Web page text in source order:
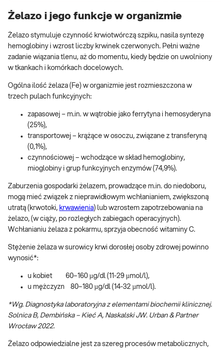
Żelazo i jego funkcje w organizmie
Żelazo stymuluje czynność krwiotwórczą szpiku, nasila syntezę
hemoglobiny i wzrost liczby krwinek czerwonych. Pełni ważne
zadanie wiązania tlenu, aż do momentu, kiedy będzie on uwolniony
w tkankach i komórkach docelowych.
Ogólna ilość żelaza (Fe) w organizmie jest rozmieszczona w
trzech pulach funkcyjnych:
zapasowej – m.in. w wątrobie jako ferrytyna i hemosyderyna
(25%),
transportowej – krążące w osoczu, związane z transferyną
(0,1%),
czynnościowej – wchodzące w skład hemoglobiny,
mioglobiny i grup funkcyjnych enzymów (74,9%).
Zaburzenia gospodarki żelazem, prowadzące m.in. do niedoboru,
mogą mieć związek z nieprawidłowym wchłanianiem, zwiększoną
utratą (krwotoki, krwawienia) lub wzrostem zapotrzebowania na
żelazo, (w ciąży, po rozległych zabiegach operacyjnych).
Wchłanianiu żelaza z pokarmu, sprzyja obecność witaminy C.
Stężenie żelaza w surowicy krwi dorosłej osoby zdrowej powinno
wynosić*:
u kobiet 60–160 µg/dl (11-29 µmol/l),
u mężczyzn 80–180 µg/dl (14-32 µmol/l).
*Wg. Diagnostyka laboratoryjna z elementami biochemii klinicznej.
Solnica B, Dembińska – Kieć A, Naskalski JW. Urban & Partner
Wrocław 2022.
Żelazo odpowiedzialne jest za szereg procesów metabolicznych,